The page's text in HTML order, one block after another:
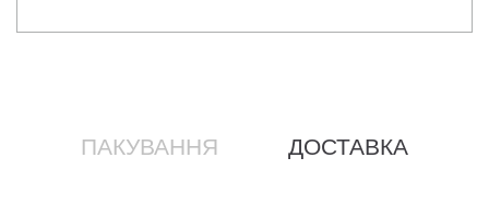
ПАКУВАННЯ ДОСТАВКА